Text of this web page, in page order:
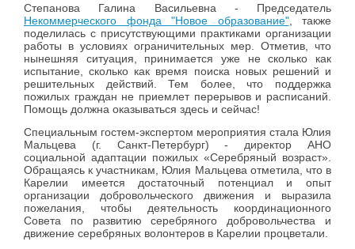
Степанова Галина Васильевна - Председатель
Некоммерческого фонда "Новое образование", также
поделилась с присутствующими практиками организации
работы в условиях ограничительных мер. Отметив, что
нынешняя ситуация, принимается уже не сколько как
испытание, сколько как время поиска новых решений и
решительных действий. Тем более, что поддержка
пожилых граждан не приемлет перерывов и расписаний.
Помощь должна оказываться здесь и сейчас!
Специальным гостем-экспертом мероприятия стала Юлия
Мальцева (г. Санкт-Петербург) - директор АНО
социальной адаптации пожилых «Серебряный возраст».
Обращаясь к участникам, Юлия Мальцева отметила, что в
Карелии имеется достаточный потенциал и опыт
организации добровольческого движения и выразила
пожелания, чтобы деятельность координационного
Совета по развитию серебряного добровольчества и
движение серебряных волонтеров в Карелии процветали.